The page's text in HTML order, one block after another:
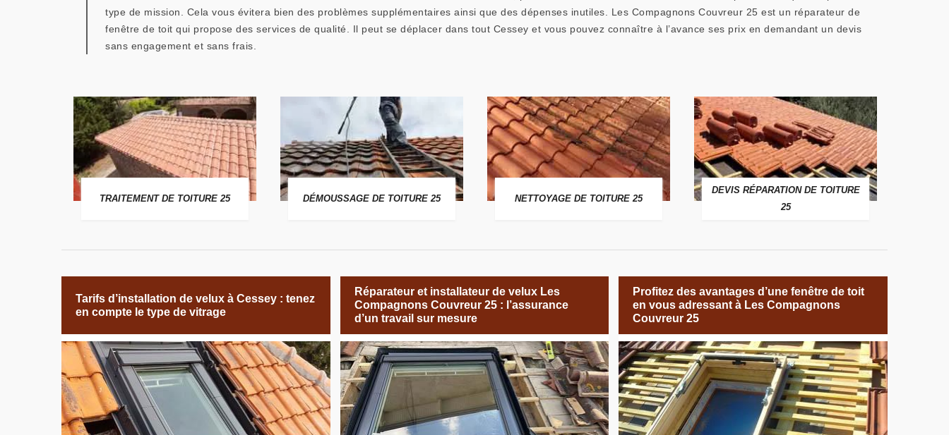
type de mission. Cela vous évitera bien des problèmes supplémentaires ainsi que des dépenses inutiles. Les Compagnons Couvreur 25 est un réparateur de
fenêtre de toit qui propose des services de qualité. Il peut se déplacer dans tout Cessey et vous pouvez connaître à l’avance ses prix en demandant un devis
sans engagement et sans frais.
TRAITEMENT DE TOITURE 25 DÉMOUSSAGE DE TOITURE 25 NETTOYAGE DE TOITURE 25
DEVIS RÉPARATION DE TOITURE
25
Tarifs d’installation de velux à Cessey : tenez
en compte le type de vitrage
Réparateur et installateur de velux Les
Compagnons Couvreur 25 : l’assurance
d’un travail sur mesure
Profitez des avantages d’une fenêtre de toit
en vous adressant à Les Compagnons
Couvreur 25